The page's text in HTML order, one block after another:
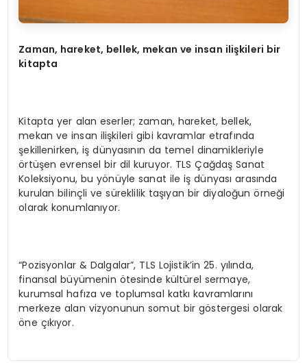
Zaman, hareket, bellek, mekan ve insan ilişkileri bir
kitapta
Kitapta yer alan eserler; zaman, hareket, bellek,
mekan ve insan ilişkileri gibi kavramlar etrafında
şekillenirken, iş dünyasının da temel dinamikleriyle
örtüşen evrensel bir dil kuruyor. TLS Çağdaş Sanat
Koleksiyonu, bu yönüyle sanat ile iş dünyası arasında
kurulan bilinçli ve süreklilik taşıyan bir diyaloğun örneği
olarak konumlanıyor.
“Pozisyonlar & Dalgalar”, TLS Lojistik’in 25. yılında,
finansal büyümenin ötesinde kültürel sermaye,
kurumsal hafıza ve toplumsal katkı kavramlarını
merkeze alan vizyonunun somut bir göstergesi olarak
öne çıkıyor.